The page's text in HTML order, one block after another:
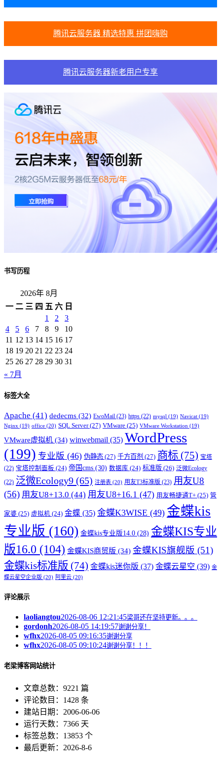
腾讯云服务器 精选特惠 拼团嗨购
腾讯云服务器新老用户专享
书写历程
2026年 8月
一 二 三 四 五 六 日
1
2
3
4
5 6 7 8 9
10
11 12 13 14 15 16 17
18 19 20 21 22 23 24
25 26 27 28 29 30 31
« 7月
标签大全
Apache (41) dedecms (32) EwoMail (23) https (22) mysql (19) Navicat (19)
Nginx (19) office (20) SQL Server(27) VMware (25) VMware Workstation (19)
VMware虚拟机 (34) winwebmail (35) WordPress
(199) 专业版 (46) 伪静态 (27) 千方百剂 (27) 商标 (75) 宝塔
(22) 宝塔控制面板 (24) 帝国cms (30) 数据库 (24) 标准版 (26) 泛微Ecology
(22) 泛微Ecology9 (65) 注册表 (20) 用友T3标准版 (23) 用友U8
(56) 用友U8+13.0 (44) 用友U8+16.1 (47) 用友畅捷通T+ (25) 管
家婆 (25) 虚拟机 (24) 金蝶 (35) 金蝶K3WISE (49) 金蝶kis
专业版 (160) 金蝶kis专业版14.0 (28) 金蝶KIS专业
版16.0 (104) 金蝶KIS商贸版 (34) 金蝶KIS旗舰版 (51)
金蝶kis标准版 (74) 金蝶kis迷你版 (37) 金蝶云星空 (39) 金
蝶云星空企业版 (20) 阿里云 (20)
评论展示
laoliangtou2026-08-06 12:21:45梁哥还在坚持更新。。。
gordonh2026-08-05 14:19:57谢谢分享！
wfhx2026-08-05 09:16:35谢谢分享
wfhx2026-08-05 09:10:24谢谢分享！！！
老梁博客网站统计
文章总数：9221 篇
评论数目：1428 条
建站日期：2006-06-06
运行天数：7366 天
标签总数：13853 个
最后更新：2026-8-6